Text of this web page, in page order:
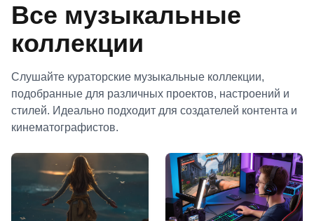
Все музыкальные
коллекции
Слушайте кураторские музыкальные коллекции,
подобранные для различных проектов, настроений и
стилей. Идеально подходит для создателей контента и
кинематографистов.